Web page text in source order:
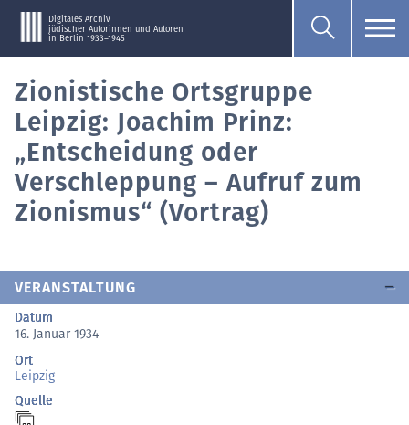
Digitales Archiv
jüdischer Autorinnen und Autoren
in Berlin 1933–1945
Zionistische Ortsgruppe
Leipzig: Joachim Prinz:
„Entscheidung oder
Verschleppung – Aufruf zum
Zionismus“ (Vortrag)
VERANSTALTUNG
Datum
16. Januar 1934
Ort
Leipzig
Quelle